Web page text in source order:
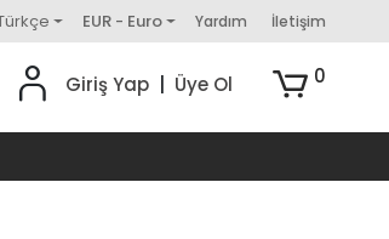
EUR - Euro Yardım İletişim
Giriş Yap Üye Ol 0